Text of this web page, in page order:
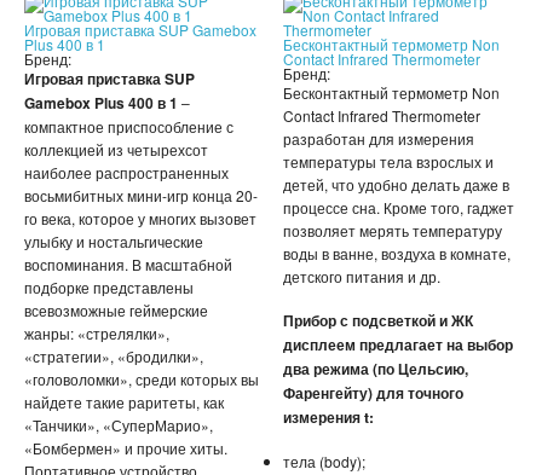
ИНТЕРАКТИВНЫЕ ИГРУШКИ
ИНТЕРАКТИВНЫЕ КОПИЛКИ
ИГРУШКИ ДЛЯ ДЕВОЧЕК
СПИННЕРЫ
НОВОГОДНИЕ ТОВАРЫ
СВЕТОВЫЕ ШОУ
АНТИСТРЕСС
НОВЫЕ ПОСТУПЛЕНИЯ
ХИТЫ ПРОДАЖ
Игровая приставка SUP Gamebox
Plus 400 в 1
Бренд:
Игровая приставка SUP
Gamebox Plus 400 в 1 –
компактное приспособление с
коллекцией из четырехсот
наиболее распространенных
восьмибитных мини-игр конца 20-
го века, которое у многих вызовет
улыбку и ностальгические
воспоминания. В масштабной
подборке представлены
всевозможные геймерские
жанры: «стрелялки»,
«стратегии», «бродилки»,
«головоломки», среди которых вы
найдете такие раритеты, как
«Танчики», «СуперМарио»,
«Бомбермен» и прочие хиты.
Портативное устройство
Бесконтактный термометр Non
Contact Infrared Thermometer
Бренд:
Бесконтактный термометр Non
Contact Infrared Thermometer
разработан для измерения
температуры тела взрослых и
детей, что удобно делать даже в
процессе сна. Кроме того, гаджет
позволяет мерять температуру
воды в ванне, воздуха в комнате,
детского питания и др.
Прибор с подсветкой и ЖК
дисплеем предлагает на выбор
два режима (по Цельсию,
Фаренгейту) для точного
измерения t:
тела (body);